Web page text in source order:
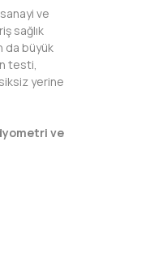
ve
sağlık
da büyük
testi,
yerine
ve